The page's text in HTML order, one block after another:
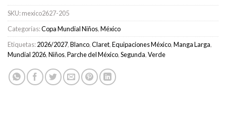
SKU:mexico2627-205
Categorías:Copa Mundial Niños,México
Etiquetas:2026/2027,Blanco,Claret,Equipaciones México,Manga Larga,
Mundial 2026,Niños,Parche del México,Segunda,Verde